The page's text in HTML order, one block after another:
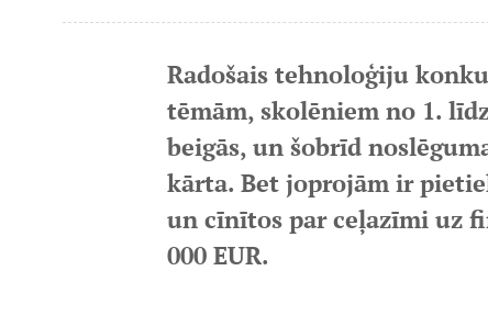
Radošais tehnoloģiju
tēmām, skolēniem no 1.
beigās, un šobrīd
kārta. Bet joprojām ir
un cīnītos par ceļazīmi uz
000 EUR.